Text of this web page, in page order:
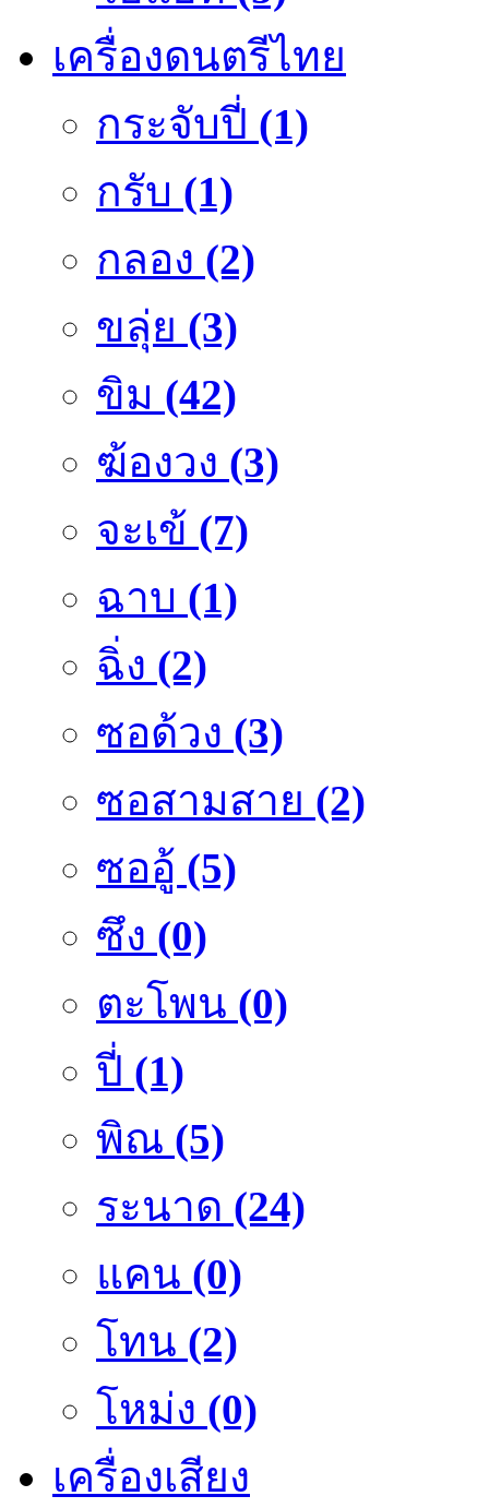
เครื่องดนตรีไทย
กระจับปี่ (1)
กรับ (1)
กลอง (2)
ขลุ่ย (3)
ขิม (42)
ฆ้องวง (3)
จะเข้ (7)
ฉาบ (1)
ฉิ่ง (2)
ซอด้วง (3)
ซอสามสาย (2)
ซออู้ (5)
ซึง (0)
ตะโพน (0)
ปี่ (1)
พิณ (5)
ระนาด (24)
แคน (0)
โทน (2)
โหม่ง (0)
เครื่องเสียง